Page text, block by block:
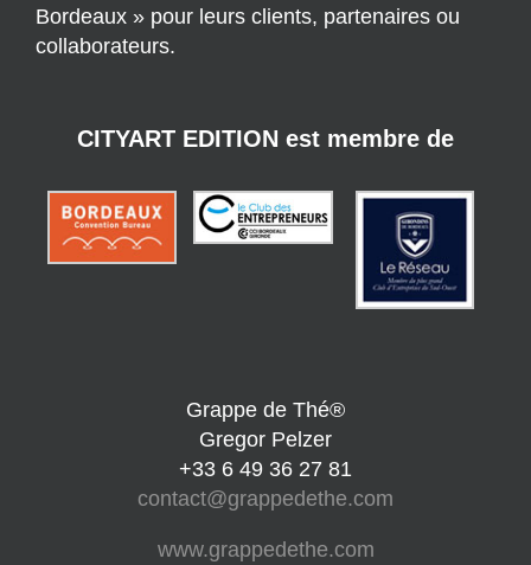
Bordeaux » pour leurs clients, partenaires ou
collaborateurs.
CITYART EDITION est membre de
Grappe de Thé®
Gregor Pelzer
+33 6 49 36 27 81
contact@grappedethe.com
www.grappedethe.com